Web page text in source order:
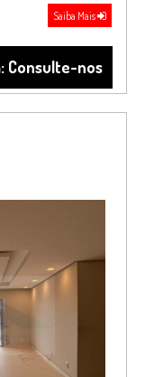
Saiba Mais
Consulte-nos